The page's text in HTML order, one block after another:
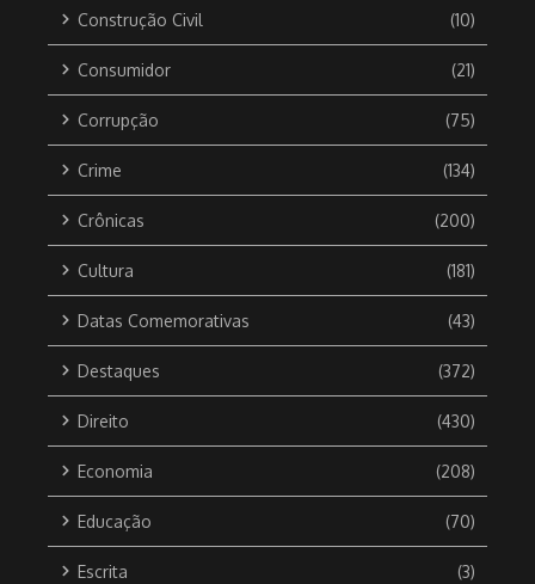
Construção Civil (10)
Consumidor (21)
Corrupção (75)
Crime (134)
Crônicas (200)
Cultura (181)
Datas Comemorativas (43)
Destaques (372)
Direito (430)
Economia (208)
Educação (70)
Escrita (3)